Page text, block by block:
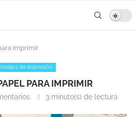
imprimir
de impresión
PARA IMPRIMIR
3 minuto(s) de lectura